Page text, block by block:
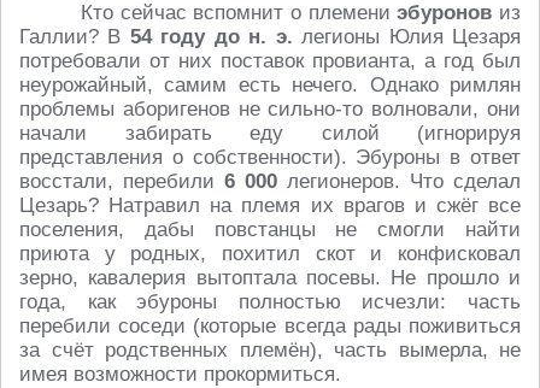
Кто сейчас вспомнит о племениэбуронов из
Галлии? В 54 году до н. э. легионы Юлия Цезаря
потребовали от них поставок провианта, а год был
неурожайный, самим есть нечего. Однако римлян
проблемы аборигенов не сильно-то волновали, они
начали забирать еду силой (игнорируя
представления о собственности). Эбуроны в ответ
восстали, перебили 6 000 легионеров. Что сделал
Цезарь? Натравил на племя их врагов и сжёг все
поселения, дабы повстанцы не смогли найти
приюта у родных, похитил скот и конфисковал
зерно, кавалерия вытоптала посевы. Не прошло и
года, как эбуроны полностью исчезли: часть
перебили соседи (которые всегда рады поживиться
за счёт родственных племён), часть вымерла, не
имея возможности прокормиться.